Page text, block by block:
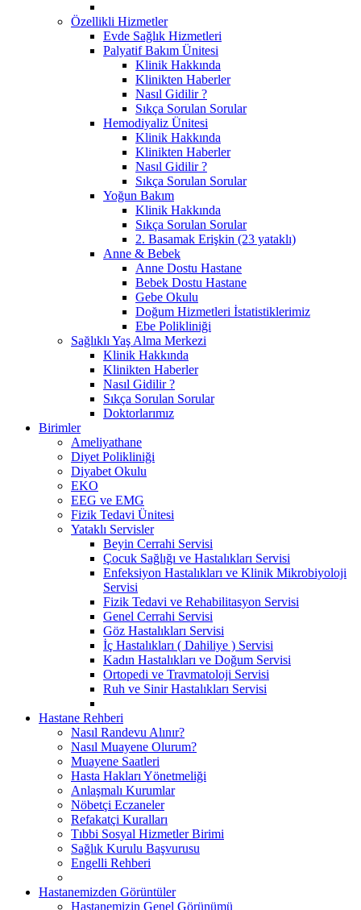
Özellikli Hizmetler
Evde Sağlık Hizmetleri
Palyatif Bakım Ünitesi
Klinik Hakkında
Klinikten Haberler
Nasıl Gidilir ?
Sıkça Sorulan Sorular
Hemodiyaliz Ünitesi
Klinik Hakkında
Klinikten Haberler
Nasıl Gidilir ?
Sıkça Sorulan Sorular
Yoğun Bakım
Klinik Hakkında
Sıkça Sorulan Sorular
2. Basamak Erişkin (23 yataklı)
Anne & Bebek
Anne Dostu Hastane
Bebek Dostu Hastane
Gebe Okulu
Doğum Hizmetleri İstatistiklerimiz
Ebe Polikliniği
Sağlıklı Yaş Alma Merkezi
Klinik Hakkında
Klinikten Haberler
Nasıl Gidilir ?
Sıkça Sorulan Sorular
Doktorlarımız
Birimler
Ameliyathane
Diyet Polikliniği
Diyabet Okulu
EKO
EEG ve EMG
Fizik Tedavi Ünitesi
Yataklı Servisler
Beyin Cerrahi Servisi
Çocuk Sağlığı ve Hastalıkları Servisi
Enfeksiyon Hastalıkları ve Klinik Mikrobiyoloji
Servisi
Fizik Tedavi ve Rehabilitasyon Servisi
Genel Cerrahi Servisi
Göz Hastalıkları Servisi
İç Hastalıkları ( Dahiliye ) Servisi
Kadın Hastalıkları ve Doğum Servisi
Ortopedi ve Travmatoloji Servisi
Ruh ve Sinir Hastalıkları Servisi
Hastane Rehberi
Nasıl Randevu Alınır?
Nasıl Muayene Olurum?
Muayene Saatleri
Hasta Hakları Yönetmeliği
Anlaşmalı Kurumlar
Nöbetçi Eczaneler
Refakatçi Kuralları
Tıbbi Sosyal Hizmetler Birimi
Sağlık Kurulu Başvurusu
Engelli Rehberi
Hastanemizden Görüntüler
Hastanemizin Genel Görünümü